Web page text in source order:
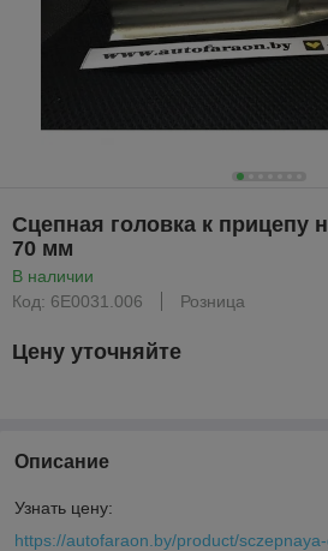
Сцепная головка к прицепу
70 мм
В наличии
Код: 6Е0031.006
Розница
Цену уточняйте
Описание
Узнать цену:
https://autofaraon.by/product/